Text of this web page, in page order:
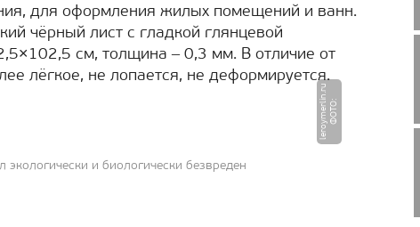
для оформления жилых помещений и ванн.
чёрный лист с гладкой глянцевой
см, толщина ‒ 0,3 мм. В отличие от
лёгкое, не лопается, не деформируется.
Ф
О
Т
О
:
l
e
r
o
y
m
e
r
li
n.
r
u
и биологически безвреден